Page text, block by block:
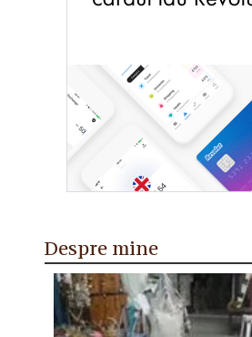
Despre mine